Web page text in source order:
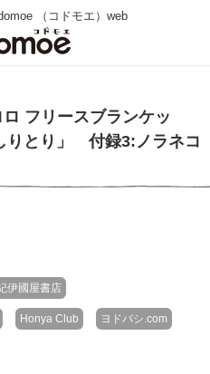
（コドモエ）web
フリースブランケッ
りとり」 付録3:ノラネコ
伊國屋書店
Honya Club ヨドバシ.com